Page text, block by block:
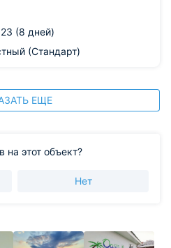
(8 дней)
(Стандарт)
ЕЩЕ
на этот объект?
Нет